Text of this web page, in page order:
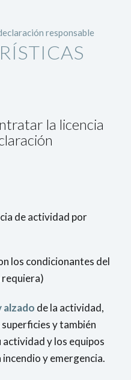
responsable
la licencia
de actividad por
los condicionantes del
alzado de la actividad,
y también
y los equipos
y emergencia.